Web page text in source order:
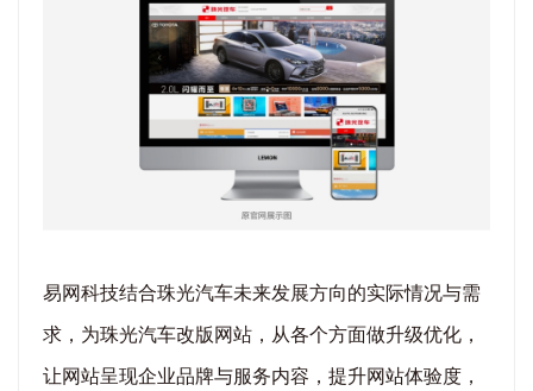
易网科技结合珠光汽车未来发展方向的实际情况与需
求，为珠光汽车改版网站，从各个方面做升级优化，
让网站呈现企业品牌与服务内容，提升网站体验度，